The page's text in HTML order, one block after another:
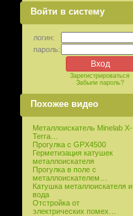
Войти в систему
логин:
пароль:
Зарегистрироваться
Забыли пароль?
Похожее видео
Металлоискатель Minelab X-
Terra…
Прогулка с GPX4500
Герметизация катушек
металлоискателя
Прогулка в поле с
металлоискателем…
Катушка металлоискателя и
вода
Отстройка от
электрических помех…